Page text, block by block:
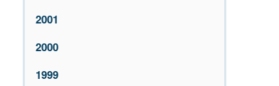
2001
2000
1999